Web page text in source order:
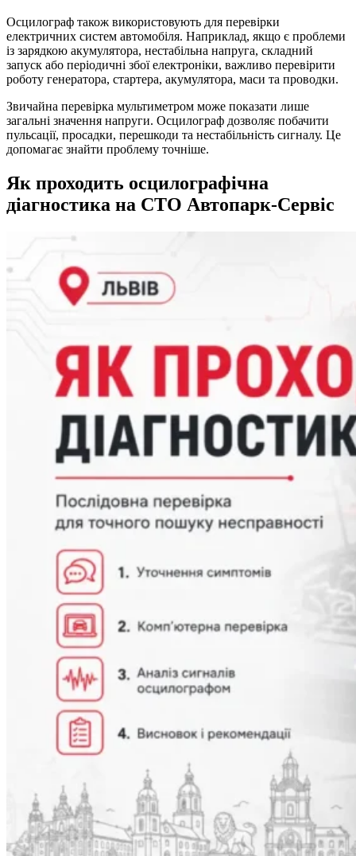
Осцилограф також використовують для перевірки
електричних систем автомобіля. Наприклад, якщо є проблеми
із зарядкою акумулятора, нестабільна напруга, складний
запуск або періодичні збої електроніки, важливо перевірити
роботу генератора, стартера, акумулятора, маси та проводки.
Звичайна перевірка мультиметром може показати лише
загальні значення напруги. Осцилограф дозволяє побачити
пульсації, просадки, перешкоди та нестабільність сигналу. Це
допомагає знайти проблему точніше.
Як проходить осцилографічна
діагностика на СТО Автопарк-Сервіс